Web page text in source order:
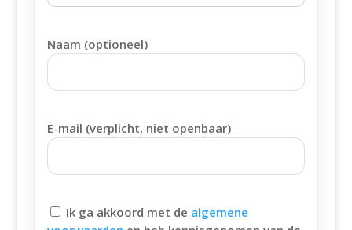
Naam (optioneel)
E-mail (verplicht, niet openbaar)
Ik ga akkoord met de algemene